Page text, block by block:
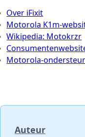
Over iFixit
Motorola K1m-
Wikipedia: Motokrzr
Motorola-
Auteur